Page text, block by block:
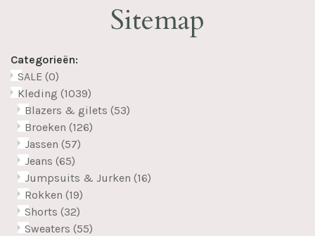
Sitemap
Categorieën:
SALE (0)
Kleding (1039)
Blazers & gilets (53)
Broeken (126)
Jassen (57)
Jeans (65)
Jumpsuits & Jurken (16)
Rokken (19)
Shorts (32)
Sweaters (55)